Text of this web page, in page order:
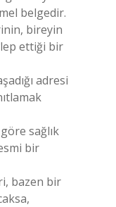
belgedir.
bireyin
ettiği bir
adresi
sağlık
bir
bazen bir